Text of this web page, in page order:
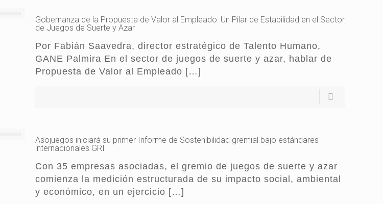
Gobernanza de la Propuesta de Valor al Empleado: Un Pilar de Estabilidad en el Sector
de Juegos de Suerte y Azar
Por Fabián Saavedra, director estratégico de Talento Humano,
GANE Palmira En el sector de juegos de suerte y azar, hablar de
Propuesta de Valor al Empleado […]
Asojuegos iniciará su primer Informe de Sostenibilidad gremial bajo estándares
internacionales GRI
Con 35 empresas asociadas, el gremio de juegos de suerte y azar
comienza la medición estructurada de su impacto social, ambiental
y económico, en un ejercicio […]